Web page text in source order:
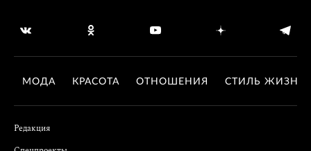
МОДА КРАСОТА ОТНОШЕНИЯ СТИЛЬ ЖИЗНИ
Редакция